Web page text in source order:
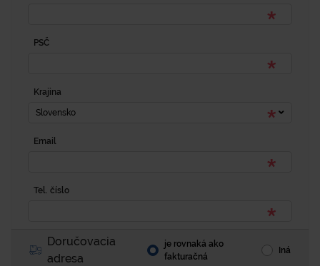
PSČ
Krajina
Slovensko
Email
Tel. číslo
Doručovacia
adresa
je rovnaká ako
fakturačná
Iná